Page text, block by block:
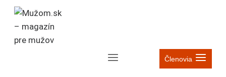
Skip
content
Členovia